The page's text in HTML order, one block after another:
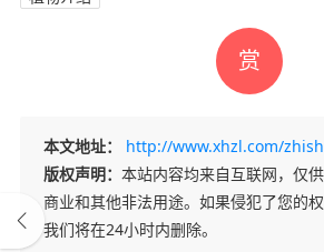
赏
本文地址：
http://www.xhzl.com/
版权声明： 本站内容均来自互联网，仅
商业和其他非法用途。如果侵犯了您的权
我们将在24小时内删除。